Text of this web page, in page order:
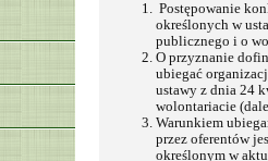
Postępowanie
określonych w
publicznego i o
O przyznanie
ubiegać
ustawy z dnia 24
wolontariacie
Warunkiem
przez oferentów
określonym w